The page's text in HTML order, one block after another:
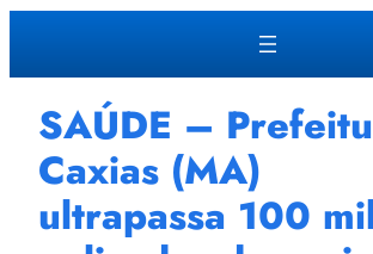
u
a
SAÚDE –
Caxias (MA)
ultrapassa 100